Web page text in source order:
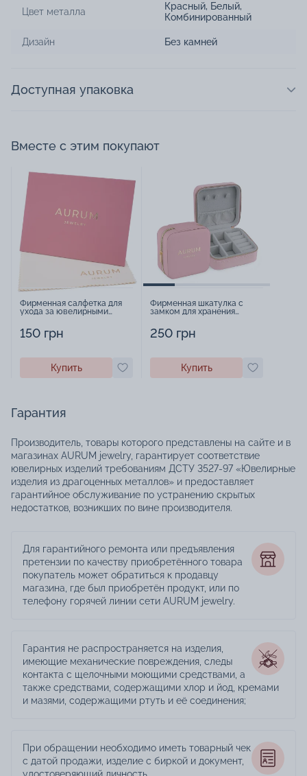
Цвет металла Красный, Белый,
Комбинированный
Дизайн Без камней
Доступная упаковка
Вместе с этим покупают
Фирменная салфетка для
ухода за ювелирными
150 грн
Купить
Фирменная шкатулка с
замком для хранения
250 грн
Купить
Гарантия
Производитель, товары которого представлены на сайте и в
магазинах AURUM jewelry, гарантирует соответствие
ювелирных изделий требованиям ДСТУ 3527-97 «Ювелирные
изделия из драгоценных металлов» и предоставляет
гарантийное обслуживание по устранению скрытых
недостатков, возникших по вине производителя.
Для гарантийного ремонта или предъявления
претензии по качеству приобретённого товара
покупатель может обратиться к продавцу
магазина, где был приобретён продукт, или по
телефону горячей линии сети AURUM jewelry.
Гарантия не распространяется на изделия,
имеющие механические повреждения, следы
контакта с щелочными моющими средствами, а
также средствами, содержащими хлор и йод, кремами
и мазями, содержащими ртуть и её соединения;
При обращении необходимо иметь товарный чек
с датой продажи, изделие с биркой и документ,